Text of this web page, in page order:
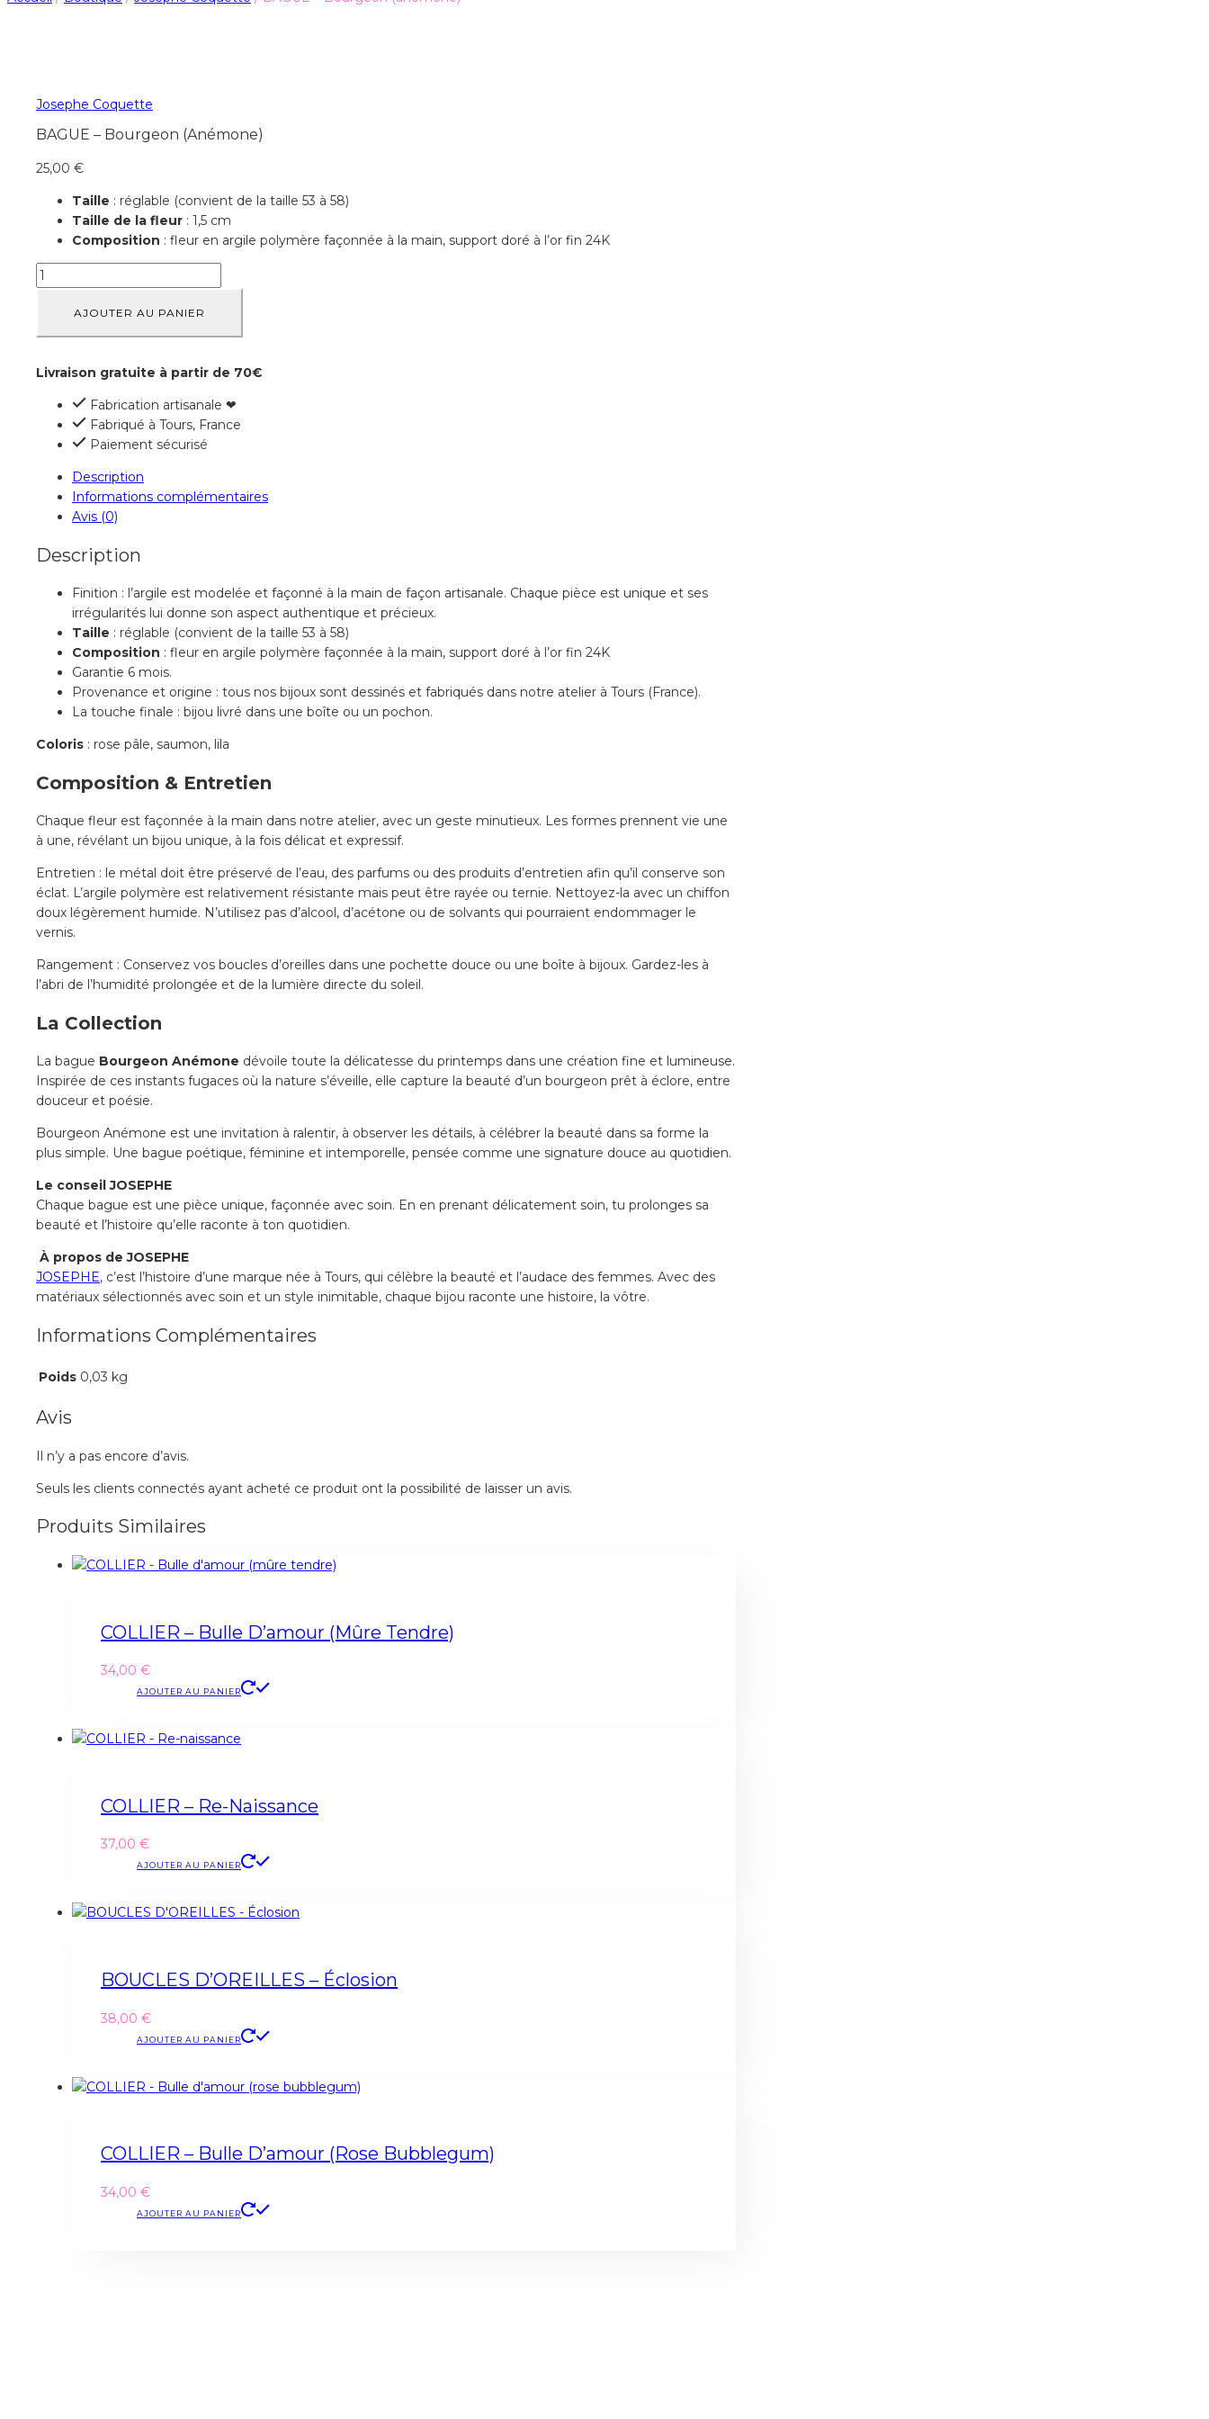
Josephe Coquette
BAGUE – Bourgeon (anémone)
25,00 €
Taille : réglable (convient de la taille 53 à 58)
Taille de la fleur : 1,5 cm
Composition : fleur en argile polymère façonnée à la main, support doré à l’or fin 24K
AJOUTER AU PANIER
Livraison gratuite à partir de 70€
Fabrication artisanale ❤
Fabriqué à Tours, France
Paiement sécurisé
Description
Informations complémentaires
Avis (0)
Description
Finition : l’argile est modelée et façonné à la main de façon artisanale. Chaque pièce est unique et ses
irrégularités lui donne son aspect authentique et précieux.
Taille : réglable (convient de la taille 53 à 58)
Composition : fleur en argile polymère façonnée à la main, support doré à l’or fin 24K
Garantie 6 mois.
Provenance et origine : tous nos bijoux sont dessinés et fabriqués dans notre atelier à Tours (France).
La touche finale : bijou livré dans une boîte ou un pochon.
Coloris : rose pâle, saumon, lila
Composition & Entretien
Chaque fleur est façonnée à la main dans notre atelier, avec un geste minutieux. Les formes prennent vie une
à une, révélant un bijou unique, à la fois délicat et expressif.
Entretien : le métal doit être préservé de l’eau, des parfums ou des produits d’entretien afin qu’il conserve son
éclat. L’argile polymère est relativement résistante mais peut être rayée ou ternie. Nettoyez-la avec un chiffon
doux légèrement humide. N’utilisez pas d’alcool, d’acétone ou de solvants qui pourraient endommager le
vernis.
Rangement : Conservez vos boucles d’oreilles dans une pochette douce ou une boîte à bijoux. Gardez-les à
l’abri de l’humidité prolongée et de la lumière directe du soleil.
La Collection
La bague Bourgeon Anémone dévoile toute la délicatesse du printemps dans une création fine et lumineuse.
Inspirée de ces instants fugaces où la nature s’éveille, elle capture la beauté d’un bourgeon prêt à éclore, entre
douceur et poésie.
Bourgeon Anémone est une invitation à ralentir, à observer les détails, à célébrer la beauté dans sa forme la
plus simple. Une bague poétique, féminine et intemporelle, pensée comme une signature douce au quotidien.
Le conseil JOSEPHE
Chaque bague est une pièce unique, façonnée avec soin. En en prenant délicatement soin, tu prolonges sa
beauté et l’histoire qu’elle raconte à ton quotidien.
À propos de JOSEPHE
JOSEPHE, c’est l’histoire d’une marque née à Tours, qui célèbre la beauté et l’audace des femmes. Avec des
matériaux sélectionnés avec soin et un style inimitable, chaque bijou raconte une histoire, la vôtre.
Informations Complémentaires
Poids 0,03 kg
Avis
Il n’y a pas encore d’avis.
Seuls les clients connectés ayant acheté ce produit ont la possibilité de laisser un avis.
Produits Similaires
COLLIER – Bulle D’amour (mûre Tendre)
34,00 €
AJOUTER AU PANIER
COLLIER – Re-Naissance
37,00 €
AJOUTER AU PANIER
BOUCLES D’OREILLES – Éclosion
38,00 €
AJOUTER AU PANIER
COLLIER – Bulle D’amour (rose Bubblegum)
34,00 €
AJOUTER AU PANIER